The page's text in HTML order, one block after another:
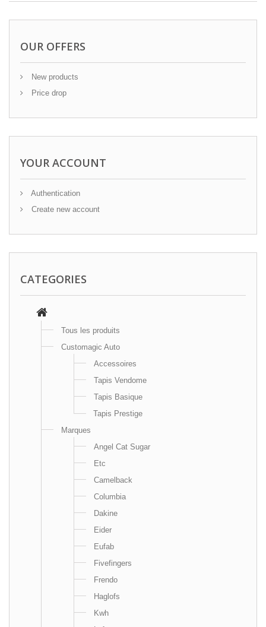
OUR OFFERS
New products
Price drop
YOUR ACCOUNT
Authentication
Create new account
CATEGORIES
Tous les produits
Customagic Auto
Accessoires
Tapis Vendome
Tapis Basique
Tapis Prestige
Marques
Angel Cat Sugar
Etc
Camelback
Columbia
Dakine
Eider
Eufab
Fivefingers
Frendo
Haglofs
Kwh